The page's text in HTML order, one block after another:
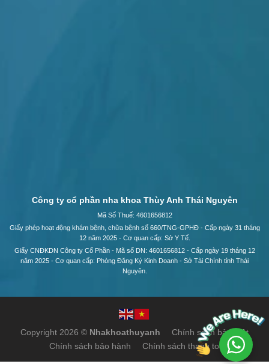
Công ty cổ phần nha khoa Thùy Anh Thái Nguyên
Mã Số Thuế: 4601656812
Giấy phép hoạt động khám bệnh, chữa bệnh số 660/TNG-GPHĐ - Cấp ngày 31 tháng
12 năm 2025 - Cơ quan cấp: Sở Y Tế.
Giấy CNĐKDN Công ty Cổ Phần - Mã số DN: 4601656812 - Cấp ngày 19 tháng 12
năm 2025 - Cơ quan cấp: Phòng Đăng Ký Kinh Doanh - Sở Tài Chính tỉnh Thái
Nguyên.
Copyright 2026 © Nhakhoathuyanh
Chính sách bảo mật
Chính sách bảo hành
Chính sách thanh toán